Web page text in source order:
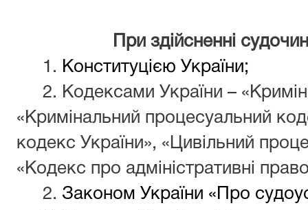
При здійсненні
1. Конституцією України;
2. Кодексами України –
«Кримінальний процесуальний
кодекс України», «Цивільний
«Кодекс про адміністративні
2. Законом України «Про